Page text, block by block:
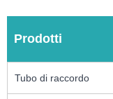
Prodotti
Tubo di raccordo